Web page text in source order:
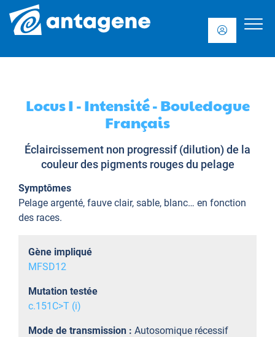
Locus I - Intensité - Bouledogue
Français
Éclaircissement non progressif (dilution) de la
couleur des pigments rouges du pelage
Symptômes
Pelage argenté, fauve clair, sable, blanc… en fonction
des races.
Gène impliqué
MFSD12
Mutation testée
c.151C>T (i)
Mode de transmission : Autosomique récessif